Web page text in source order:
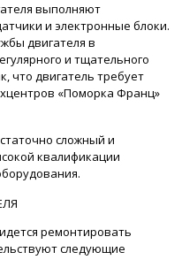
выполняют
и электронные блоки.
двигателя в
и тщательного
что двигатель требует
«Поморка Франц»
сложный и
квалификации
ремонтировать
следующие